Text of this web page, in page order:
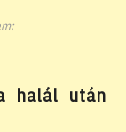
halál után